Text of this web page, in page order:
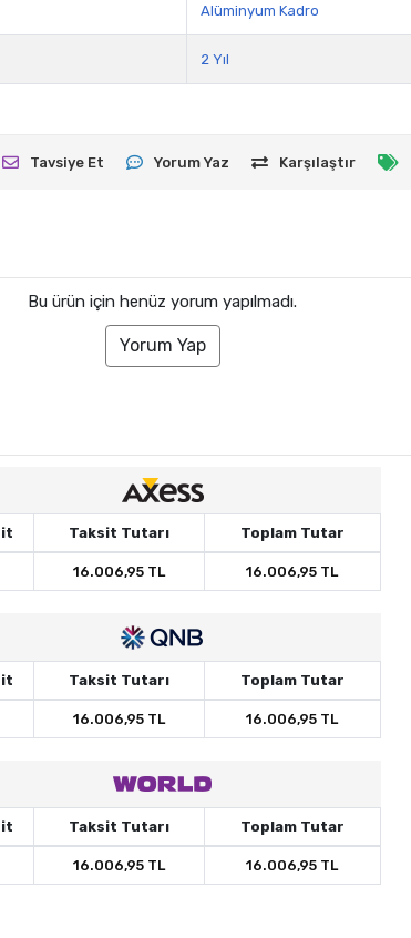
Alüminyum Kadro
2 Yıl
Tavsiye Et Yorum Yaz Karşılaştır
Bu ürün için henüz yorum yapılmadı.
Yorum Yap
Taksit Tutarı Toplam Tutar
16.006,95 TL 16.006,95 TL
Taksit Tutarı Toplam Tutar
16.006,95 TL 16.006,95 TL
Taksit Tutarı Toplam Tutar
16.006,95 TL 16.006,95 TL